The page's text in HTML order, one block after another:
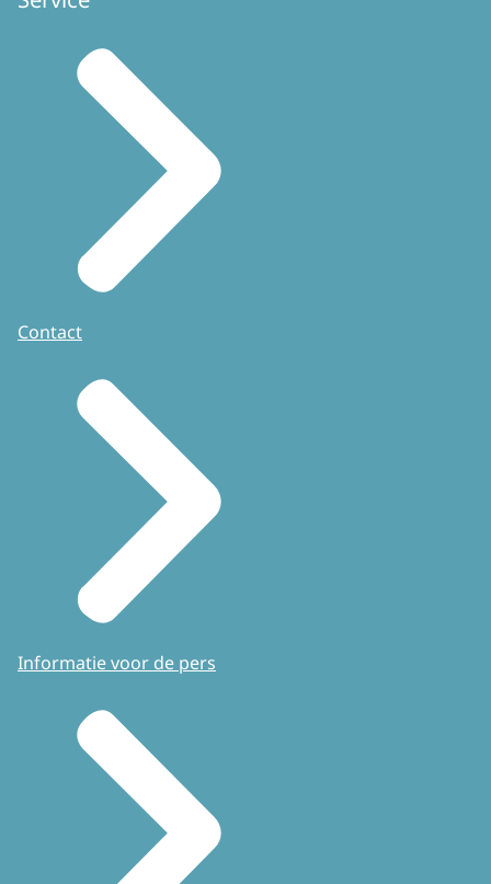
Contact
Informatie voor de pers